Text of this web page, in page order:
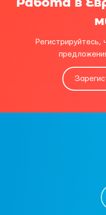
Регистрируйтесь,